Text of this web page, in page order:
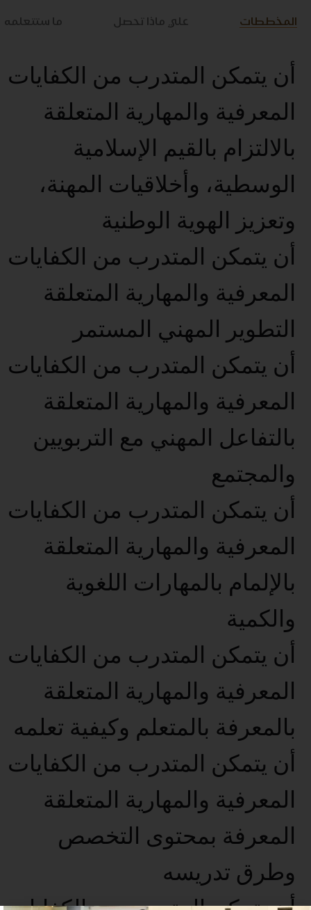
المخططات علي ماذا تحصل ما ستتعلمه
أن يتمكن المتدرب من الكفايات
المعرفية والمهارية المتعلقة
بالالتزام بالقيم الإسلامية
الوسطية، وأخلاقيات المهنة،
وتعزيز الهوية الوطنية
أن يتمكن المتدرب من الكفايات
المعرفية والمهارية المتعلقة
التطوير المهني المستمر
أن يتمكن المتدرب من الكفايات
المعرفية والمهارية المتعلقة
بالتفاعل المهني مع التربويين
والمجتمع
أن يتمكن المتدرب من الكفايات
المعرفية والمهارية المتعلقة
بالإلمام بالمهارات اللغوية
والكمية
أن يتمكن المتدرب من الكفايات
المعرفية والمهارية المتعلقة
بالمعرفة بالمتعلم وكيفية تعلمه
أن يتمكن المتدرب من الكفايات
المعرفية والمهارية المتعلقة
المعرفة بمحتوى التخصص
وطرق تدريسه